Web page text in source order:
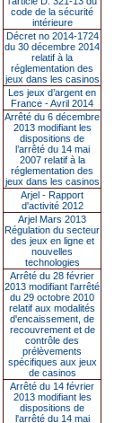
code de la sécurité
intérieure
Décret no 2014-1724
du 30 décembre 2014
relatif à la
réglementation des
jeux dans les casinos
Les jeux d’argent en
France - Avril 2014
Arrêté du 6 décembre
2013 modifiant les
dispositions de
l’arrêté du 14 mai
2007 relatif à la
réglementation des
jeux dans les casinos
Arjel - Rapport
d'activité 2012
Arjel Mars 2013
Régulation du secteur
des jeux en ligne et
nouvelles
technologies
Arrêté du 28 février
2013 modifiant l'arrêté
du 29 octobre 2010
relatif aux modalités
d'encaissement, de
recouvrement et de
contrôle des
prélèvements
spécifiques aux jeux
de casinos
Arrêté du 14 février
2013 modifiant les
dispositions de
l'arrêté du 14 mai